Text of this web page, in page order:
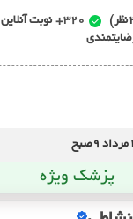
320+
نوبت آنلاین
پزشک ویژه